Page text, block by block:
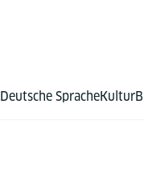
Deutsche SpracheKultur